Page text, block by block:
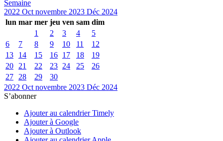
Semaine
2022 Oct novembre 2023 Déc 2024
lun mar mer jeu ven sam dim
1
2 3 4
5
6
7 8 9 10 11
12
13
14 15 16 17 18
19
20
21 22 23 24 25
26
27
28 29
30
2022 Oct novembre 2023 Déc 2024
S’abonner
Ajouter au calendrier Timely
Ajouter à Google
Ajouter à Outlook